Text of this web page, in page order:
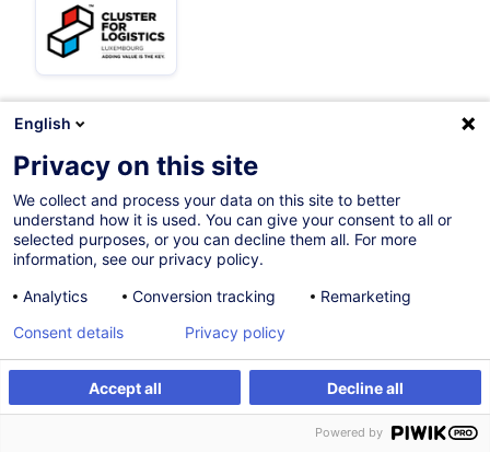
Être alerté Formation sur mesure
Formation présentielle
Cours du jour
English
English
Privacy on this site
We collect and process your data on this site to better
understand how it is used. You can give your consent to all or
selected purposes, or you can decline them all. For more
information, see our privacy policy.
Analytics
Conversion tracking Remarketing
Accept all Decline all
Consent details Privacy policy
Powered by